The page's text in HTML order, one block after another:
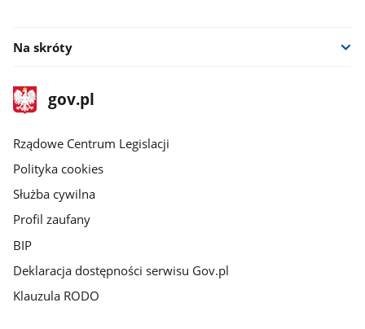
Na skróty
stopka
gov.plStrona
gov.pl
Rządowe Centrum Legislacji
Polityka cookies
Służba cywilna
Profil zaufany
BIP
Deklaracja dostępności serwisu Gov.pl
Klauzula RODO